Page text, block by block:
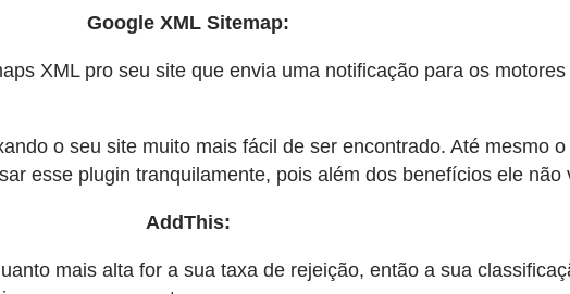
Google XML Sitemap:
XML pro seu site que envia uma notificação para os
o seu site muito mais fácil de ser encontrado. Até mesmo
esse plugin tranquilamente, pois além dos benefícios ele
AddThis:
mais alta for a sua taxa de rejeição, então a sua